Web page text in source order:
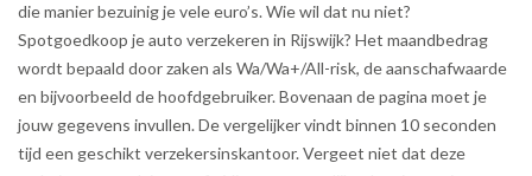
die manier bezuinig je vele euro’s. Wie wil dat nu niet?
Spotgoedkoop je auto verzekeren in Rijswijk? Het maandbedrag
wordt bepaald door zaken als Wa/Wa+/All-risk, de aanschafwaarde
en bijvoorbeeld de hoofdgebruiker. Bovenaan de pagina moet je
jouw gegevens invullen. De vergelijker vindt binnen 10 seconden
tijd een geschikt verzekersinskantoor. Vergeet niet dat deze